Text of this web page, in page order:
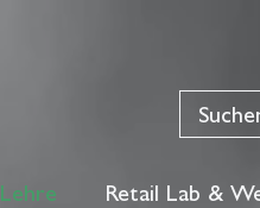
Lehre Retail Lab &